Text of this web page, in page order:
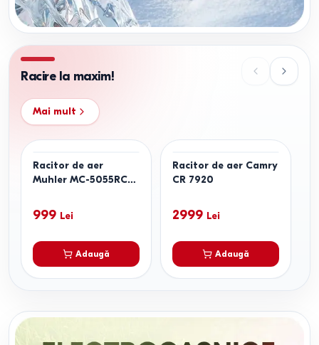
Racire la maxim!
Mai mult
Racitor de aer
Muhler MC-5055RC
999 Lei
Adaugă
Racitor de aer Camry
CR 7920
2999 Lei
Adaugă